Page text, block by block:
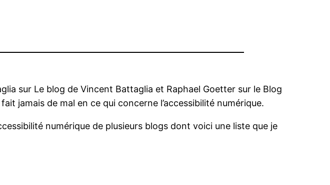
sur Le blog de Vincent Battaglia et Raphael Goetter sur le Blog
jamais de mal en ce qui concerne l’accessibilité numérique.
numérique de plusieurs blogs dont voici une liste que je